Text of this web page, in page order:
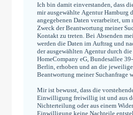
Ich bin damit einverstanden, dass
mir ausgewählte Agentur Hamburg
angegebenen Daten verarbeitet, um
Zweck der Beantwortung meiner
Kontakt zu treten. Bei Absenden
werden die Daten im Auftrag und
der ausgewählten Agentur durch die
HomeCompany eG, Bundesallee
Berlin, erhoben und an die
Beantwortung meiner Suchanfrage
Mir ist bewusst, dass die
Einwilligung freiwillig ist und aus
Nichterteilung oder aus einem
Einwilligung keine Nachteile